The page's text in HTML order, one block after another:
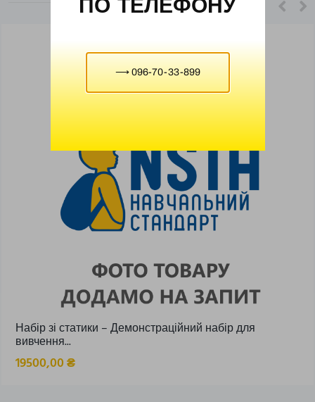
Набір зі статики – Демонстраційний набір для
вивчення...
19500,00₴
ПО ТЕЛЕФОНУ
⟶ 096-70-33-899